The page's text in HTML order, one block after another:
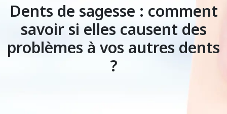
Dents de sagesse : comment
savoir si elles causent des
problèmes à vos autres dents
?